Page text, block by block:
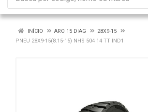
INÍCIO ARO 15 DIAG
28X9-15
PNEU 28X9-15(8.15-15) NHS 504 14 TT IND1